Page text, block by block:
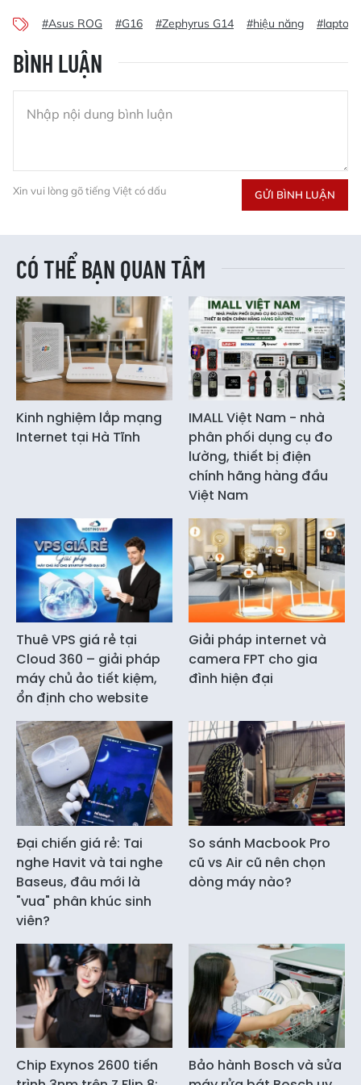
#Asus ROG #G16 #Zephyrus G14 #hiệu năng #laptop
BÌNH LUẬN
Xin vui lòng gõ tiếng Việt có dấu GỬI BÌNH LUẬN
CÓ THỂ BẠN QUAN TÂM
Kinh nghiệm lắp mạng
Internet tại Hà Tĩnh
IMALL Việt Nam - nhà
phân phối dụng cụ đo
lường, thiết bị điện
chính hãng hàng đầu
Việt Nam
Thuê VPS giá rẻ tại
Cloud 360 – giải pháp
máy chủ ảo tiết kiệm,
ổn định cho website
Giải pháp internet và
camera FPT cho gia
đình hiện đại
Đại chiến giá rẻ: Tai
nghe Havit và tai nghe
Baseus, đâu mới là
"vua" phân khúc sinh
viên?
So sánh Macbook Pro
cũ vs Air cũ nên chọn
dòng máy nào?
Chip Exynos 2600 tiến
Bảo hành Bosch và sửa